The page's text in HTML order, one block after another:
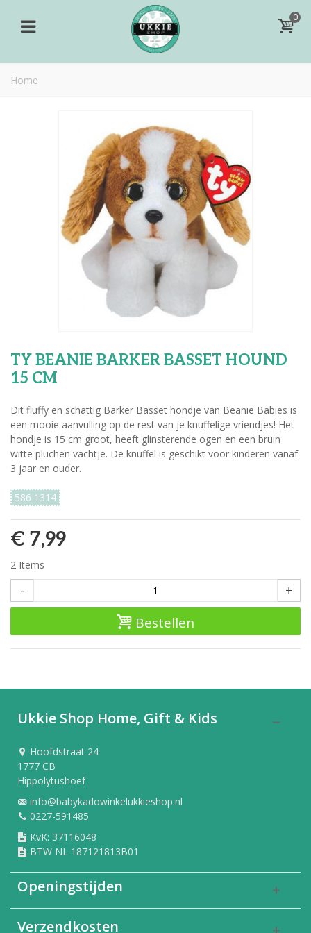
0
Home
TY BEANIE BARKER BASSET HOUND
15 CM
Dit fluffy en schattig Barker Basset hondje van Beanie Babies is
een mooie aanvulling op de rest van je knuffelige vriendjes! Het
hondje is 15 cm groot, heeft glinsterende ogen en een bruin
witte pluchen vachtje. De knuffel is geschikt voor kinderen vanaf
3 jaar en ouder.
586 1314
€ 7,99
2 Items
- +
Bestellen
Ukkie Shop Home, Gift & Kids
Hoofdstraat 24
1777 CB
Hippolytushoef
info@babykadowinkelukkieshop.nl
0227-591485
KvK: 37116048
BTW NL 187121813B01
Openingstijden
Verzendkosten